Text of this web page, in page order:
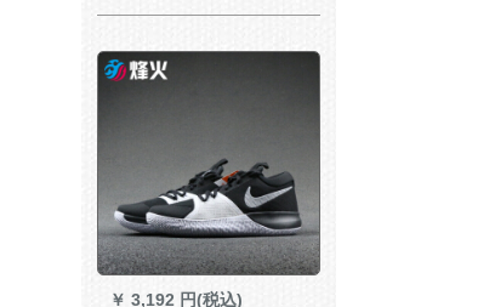
ンプロソ`ンカーン正青/黒/ア
￥ 3,192 円(税込)